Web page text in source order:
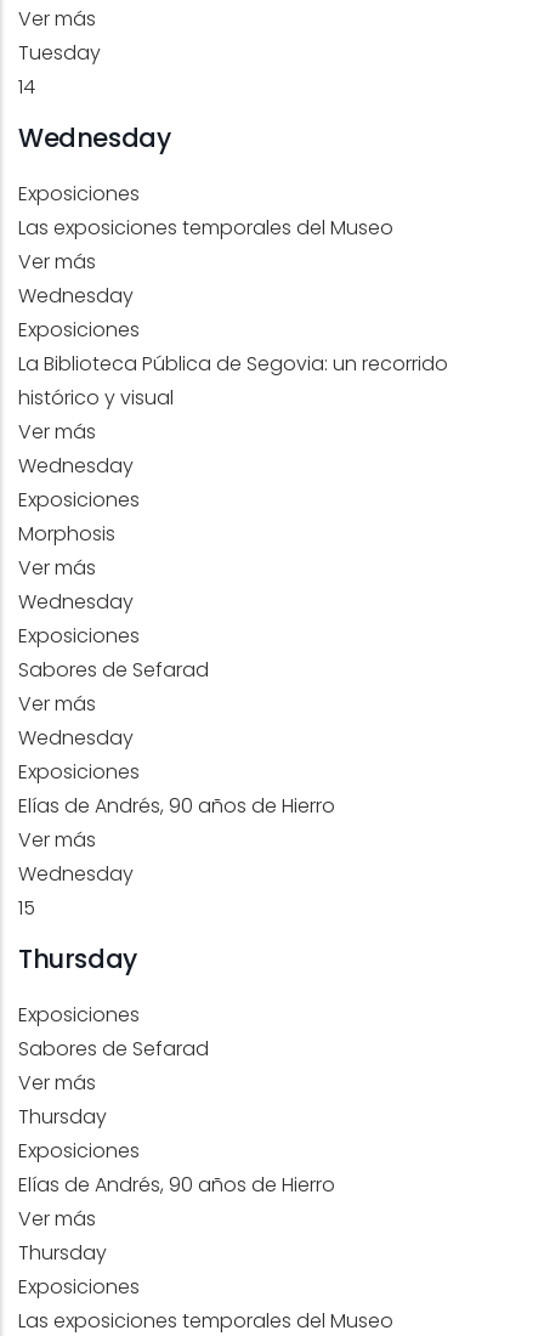
Ver más
Tuesday
14
Wednesday
Exposiciones
Las exposiciones temporales del Museo
Ver más
Wednesday
Exposiciones
La Biblioteca Pública de Segovia: un recorrido
histórico y visual
Ver más
Wednesday
Exposiciones
Morphosis
Ver más
Wednesday
Exposiciones
Sabores de Sefarad
Ver más
Wednesday
Exposiciones
Elías de Andrés, 90 años de Hierro
Ver más
Wednesday
15
Thursday
Exposiciones
Sabores de Sefarad
Ver más
Thursday
Exposiciones
Elías de Andrés, 90 años de Hierro
Ver más
Thursday
Exposiciones
Las exposiciones temporales del Museo